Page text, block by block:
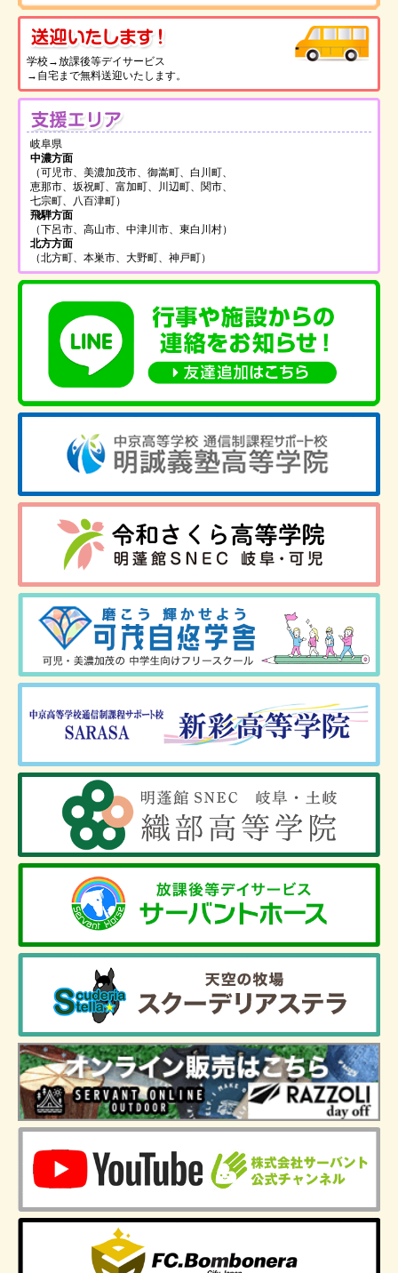
学校→放課後等デイサービス
→自宅まで無料送迎いたします。
岐阜県
中濃方面
（可児市、美濃加茂市、御嵩町、白川町、
恵那市、坂祝町、富加町、川辺町、関市、
七宗町、八百津町）
飛騨方面
（下呂市、高山市、中津川市、東白川村）
北方方面
（北方町、本巣市、大野町、神戸町）